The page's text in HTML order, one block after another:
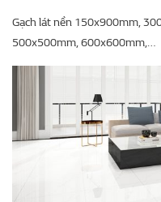
Gạch lát nền 150x900mm,
500x500mm, 600x600mm,…